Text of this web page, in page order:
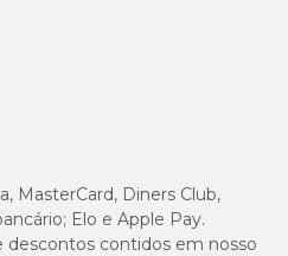
MasterCard, Diners Club,
Elo e Apple Pay.
descontos contidos em nosso